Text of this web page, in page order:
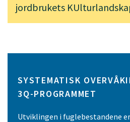
jordbrukets
SYSTEMATISK
3Q-PROGRAMMET
Utviklingen i fuglebestandene